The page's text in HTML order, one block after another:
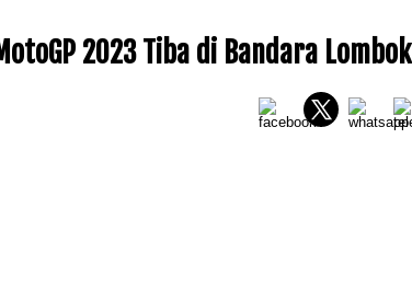
2023 Tiba di Bandara Lombok